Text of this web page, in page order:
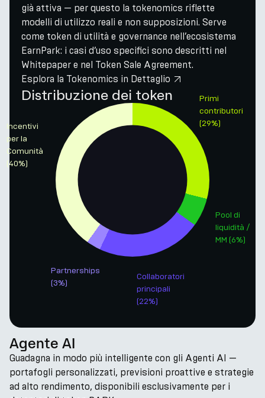
già attiva — per questo la tokenomics riflette
modelli di utilizzo reali e non supposizioni. Serve
come token di utilità e governance nell’ecosistema
EarnPark: i casi d’uso specifici sono descritti nel
Whitepaper e nel Token Sale Agreement.
Esplora la Tokenomics in Dettaglio
Distribuzione dei token
Primi
contributori
(29%)
Pool di
liquidità /
MM (6%)
Collaboratori
principali
(22%)
Partnerships
(3%)
Incentivi
per la
Comunità
(40%)
Agente AI
Guadagna in modo più intelligente con gli Agenti AI —
portafogli personalizzati, previsioni proattive e strategie
ad alto rendimento, disponibili esclusivamente per i